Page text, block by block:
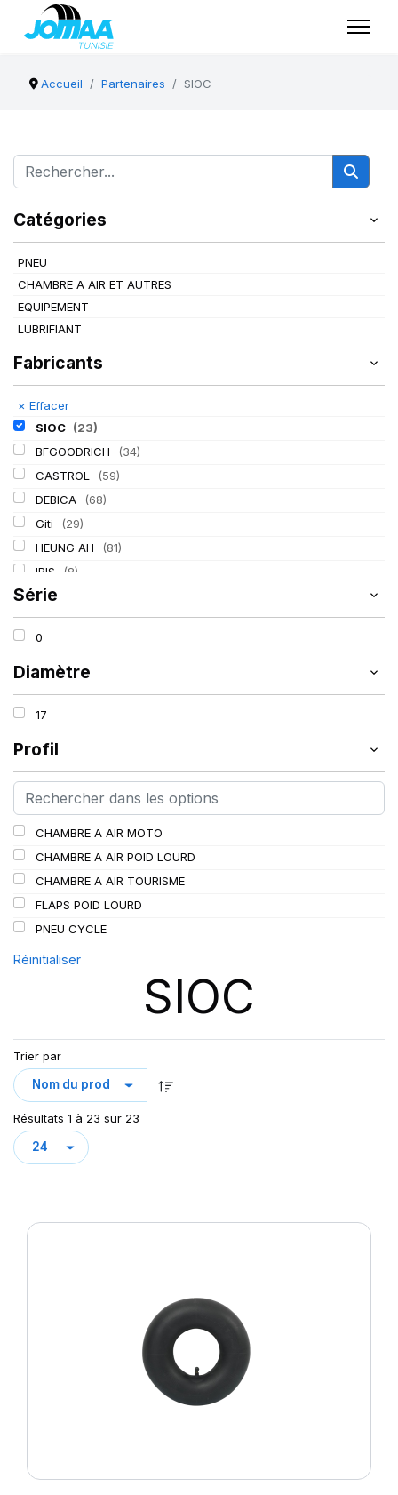
Accueil Partenaires SIOC
Catégories
PNEU
CHAMBRE A AIR ET AUTRES
EQUIPEMENT
LUBRIFIANT
Fabricants
× Effacer
SIOC (23)
BFGOODRICH
(34)
CASTROL
(59)
DEBICA
(68)
Giti
(29)
HEUNG AH
(81)
IRIS
(8)
ITALMATIC
KLEBER (116)
LASSA
LING LONG
MICHELIN (345)
MITAS
Mondolfo ferro
SCHRADER (24)
SPEEDWAYS (64)
STICA (3)
TIGAR (24)
Série
0
Diamètre
17
Profil
CHAMBRE A AIR MOTO
CHAMBRE A AIR POID LOURD
CHAMBRE A AIR TOURISME
FLAPS POID LOURD
PNEU CYCLE
Réinitialiser
SIOC
Trier par
Résultats 1 à 23 sur 23